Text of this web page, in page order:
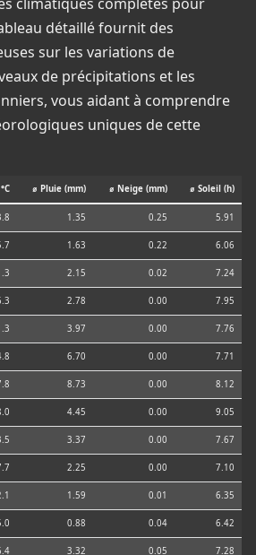
climatiques complètes pour
détaillé fournit des
sur les variations de
de précipitations et les
vous aidant à comprendre
uniques de cette
⌀ Pluie (mm) ⌀ Neige (mm) ⌀ Soleil (h)
1.35 0.25 5.91
1.63 0.22 6.06
2.15 0.02 7.24
2.78 0.00 7.95
3.97 0.00 7.76
6.70 0.00 7.71
8.73 0.00 8.12
4.45 0.00 9.05
3.37 0.00 7.67
2.25 0.00 7.10
1.59 0.01 6.35
0.88 0.04 6.42
3.32 0.05 7.28